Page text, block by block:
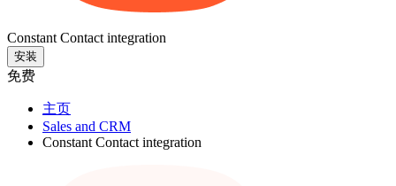
Constant Contact integration
安装
免费
主页
Sales and CRM
Constant Contact integration